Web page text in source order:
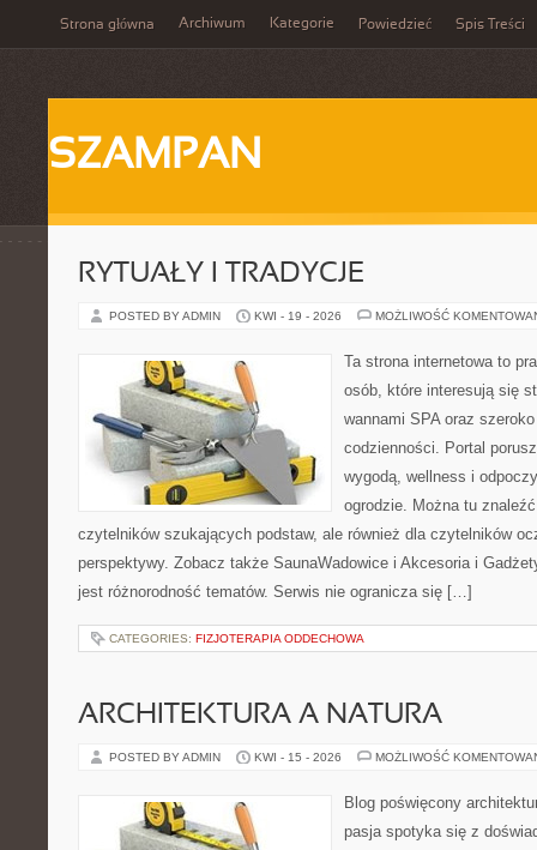
Strona główna Archiwum Kategorie Powiedzieć Spis Treści
SZAMPAN
RYTUAŁY I TRADYCJE
POSTED BY ADMIN KWI - 19 - 2026 MOŻLIWOŚĆ
Ta strona internetowa to
osób, które interesują się
wannami SPA oraz
codzienności. Portal
wygodą, wellness i
ogrodzie. Można tu
czytelników szukających podstaw, ale również dla czytelników
perspektywy. Zobacz także SaunaWadowice i Akcesoria i
jest różnorodność tematów. Serwis nie ogranicza się […]
CATEGORIES: FIZJOTERAPIA ODDECHOWA
ARCHITEKTURA A NATURA
POSTED BY ADMIN KWI - 15 - 2026 MOŻLIWOŚĆ
Blog poświęcony
pasja spotyka się z